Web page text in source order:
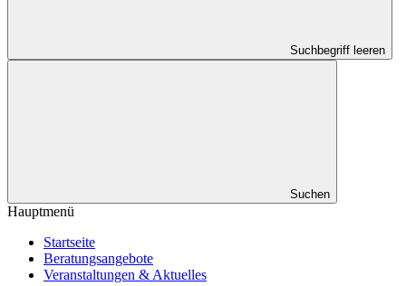
Suchbegriff leeren
Suchen
Hauptmenü
Startseite
Beratungsangebote
Veranstaltungen & Aktuelles